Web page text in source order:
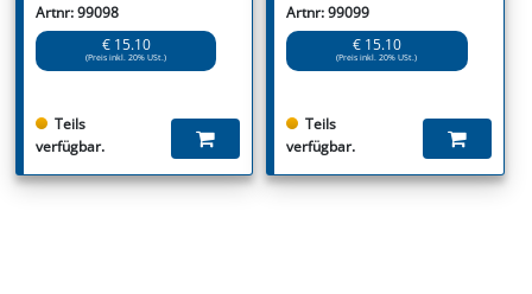
Artnr: 99098
€ 15.10
(Preis inkl. 20% USt.)
Teils
verfügbar.
Artnr: 99099
€ 15.10
(Preis inkl. 20% USt.)
Teils
verfügbar.